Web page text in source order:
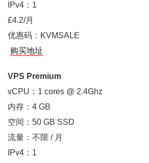
IPv4：1
£4.2/月
优惠码：KVMSALE
购买地址
VPS Premium
vCPU：1 cores @ 2.4Ghz
内存：4 GB
空间：50 GB SSD
流量：不限 / 月
IPv4：1